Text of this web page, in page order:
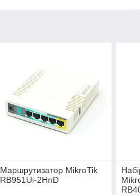
Маршрутизатор MikroTik
RB951Ui-2HnD